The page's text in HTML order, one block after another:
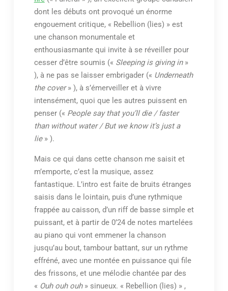
dont les débuts ont provoqué un énorme
engouement critique, « Rebellion (lies) » est
une chanson monumentale et
enthousiasmante qui invite à se réveiller pour
cesser d’être soumis (« Sleeping is giving in»
), à ne pas se laisser embrigader (« Underneath
the cover» ), à s’émerveiller et à vivre
intensément, quoi que les autres puissent en
penser (« People say that you’ll die / faster
than without water / But we know it’s just a
lie» ).
Mais ce qui dans cette chanson me saisit et
m’emporte, c’est la musique, assez
fantastique. L’intro est faite de bruits étranges
saisis dans le lointain, puis d’une rythmique
frappée au caisson, d’un riff de basse simple et
puissant, et à partir de 0’24 de notes martelées
au piano qui vont emmener la chanson
jusqu’au bout, tambour battant, sur un rythme
effréné, avec une montée en puissance qui file
des frissons, et une mélodie chantée par des
« Ouh ouh ouh» sinueux. « Rebellion (lies) » ,